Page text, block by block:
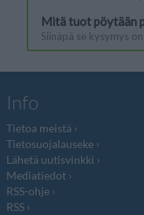
Info
Tietoa meistä
Tietosuojalauseke
Lähetä uutisvinkki
Mediatiedot
RSS-ohje
RSS